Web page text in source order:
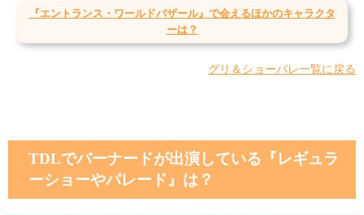
『エントランス・ワールドバザール』で会えるほかのキャラクタ
ーは？
グリ＆ショーパレ一覧に戻る
TDLでバーナードが出演している『レギュラ
ーショーやパレード』は？